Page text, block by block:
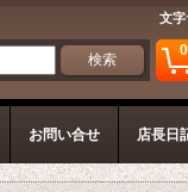
文字
0
お問い合せ 店長日